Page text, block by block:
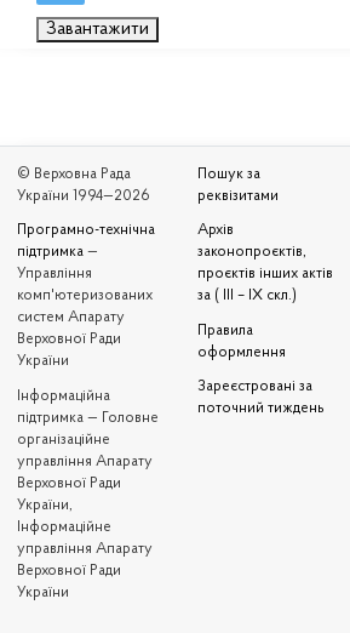
Завантажити
© Верховна Рада
України 1994—2026
Програмно-технічна
підтримка —
Управління
комп'ютеризованих
систем Апарату
Верховної Ради
України
Iнформаційна
підтримка — Головне
організаційне
управління Апарату
Верховної Ради
України,
Інформаційне
управління Апарату
Верховної Ради
України
Пошук за
реквізитами
Архів
законопроєктів,
проєктів інших актів
за ( III – IX скл.)
Правила
оформлення
Зареєстровані за
поточний тиждень